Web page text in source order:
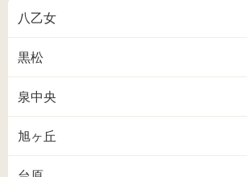
八乙女
黒松
泉中央
旭ヶ丘